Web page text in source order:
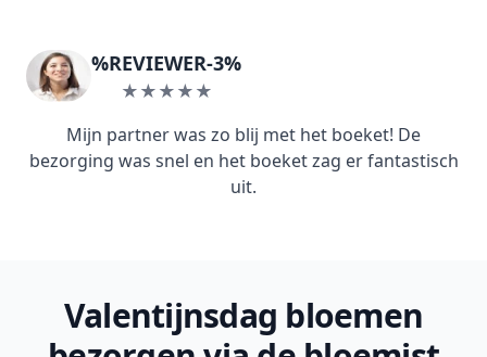
%REVIEWER-3%
★★★★★
Mijn partner was zo blij met het boeket! De
bezorging was snel en het boeket zag er fantastisch
uit.
Valentijnsdag bloemen